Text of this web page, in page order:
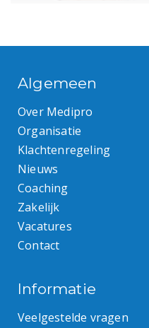
Algemeen
Over Medipro
Organisatie
Klachtenregeling
Nieuws
Coaching
Zakelijk
Vacatures
Contact
Informatie
Veelgestelde vragen